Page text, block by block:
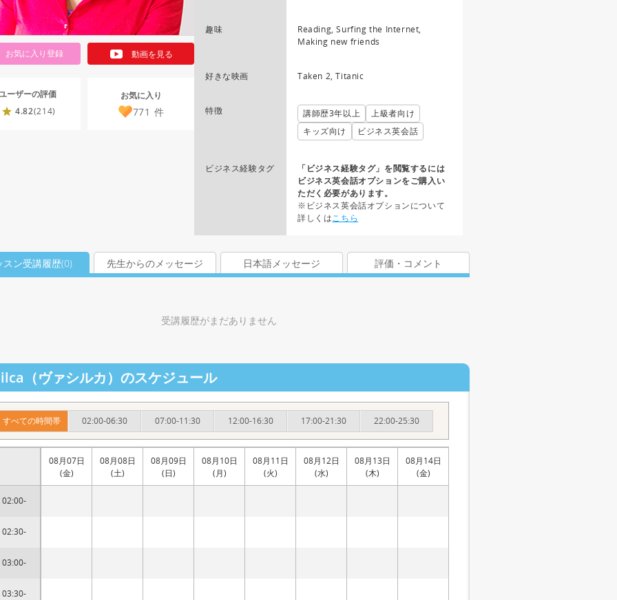
お気に入り登録 動画を見る
ーザーの評価
4.82(214)
お気に入り
771 件
趣味
Reading, Surfing the Internet,
Making new friends
好きな映画 Taken 2, Titanic
特徴 講師歴3年以上
上級者向け
キッズ向け
ビジネス英会話
ビジネス経験タグ
「ビジネス経験タグ」を閲覧するには
ビジネス英会話オプションをご購入い
ただく必要があります。
※ビジネス英会話オプションについて
詳しくはこちら
スン受講履歴(0) 先生からのメッセージ 日本語メッセージ 評価・コメント
受講履歴がまだありません
（ヴァシルカ）のスケジュール
すべての時間帯 02:00-06:30 07:00-11:30 12:00-16:30 17:00-21:30 22:00-25:30
02:00-
02:30-
03:00-
03:30-
08月07日
(金)
08月08日
(土)
08月09日
(日)
08月10日
(月)
08月11日
(火)
08月12日
(水)
08月13日
(木)
08月14日
(金)